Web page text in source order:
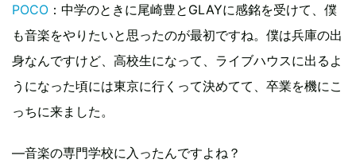
POCO ：中学のときに尾崎豊とGLAYに感銘を受けて、僕
も音楽をやりたいと思ったのが最初ですね。僕は兵庫の出
身なんですけど、高校生になって、ライブハウスに出るよ
うになった頃には東京に行くって決めてて、卒業を機にこ
っちに来ました。
―音楽の専門学校に入ったんですよね？